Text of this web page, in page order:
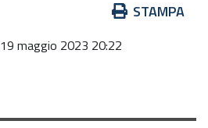
STAMPA
19 maggio 2023 20:22